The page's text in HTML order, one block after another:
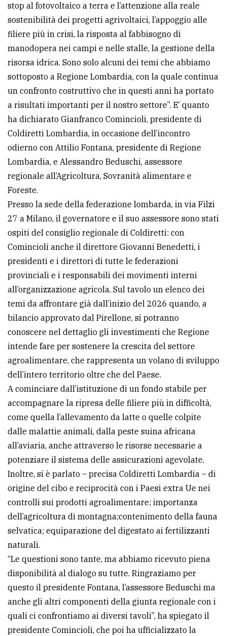
pubblicità
CERCA
Ricerca
avanzata
LE
ALTRE
TESTATE
PRIVACY
Privacy
policy
Cookie
policy
stop al fotovoltaico a terra e l’attenzione alla reale
sostenibilità dei progetti agrivoltaici, l’appoggio alle
filiere più in crisi, la risposta al fabbisogno di
manodopera nei campi e nelle stalle, la gestione della
risorsa idrica. Sono solo alcuni dei temi che abbiamo
sottoposto a Regione Lombardia, con la quale continua
un confronto costruttivo che in questi anni ha portato
a risultati importanti per il nostro settore”. E’ quanto
ha dichiarato Gianfranco Comincioli, presidente di
Coldiretti Lombardia, in occasione dell’incontro
odierno con Attilio Fontana, presidente di Regione
Lombardia, e Alessandro Beduschi, assessore
regionale all’Agricoltura, Sovranità alimentare e
Foreste.
Presso la sede della federazione lombarda, in via Filzi
27 a Milano, il governatore e il suo assessore sono stati
ospiti del consiglio regionale di Coldiretti: con
Comincioli anche il direttore Giovanni Benedetti, i
presidenti e i direttori di tutte le federazioni
provinciali e i responsabili dei movimenti interni
all’organizzazione agricola. Sul tavolo un elenco dei
temi da affrontare già dall’inizio del 2026 quando, a
bilancio approvato dal Pirellone, si potranno
conoscere nel dettaglio gli investimenti che Regione
intende fare per sostenere la crescita del settore
agroalimentare, che rappresenta un volano di sviluppo
dell’intero territorio oltre che del Paese.
A cominciare dall’istituzione di un fondo stabile per
accompagnare la ripresa delle filiere più in difficoltà,
come quella l’allevamento da latte o quelle colpite
dalle malattie animali, dalla peste suina africana
all’aviaria, anche attraverso le risorse necessarie a
potenziare il sistema delle assicurazioni agevolate.
Inoltre, si è parlato – precisa Coldiretti Lombardia – di
origine del cibo e reciprocità con i Paesi extra Ue nei
controlli sui prodotti agroalimentare; importanza
dell’agricoltura di montagna;contenimento della fauna
selvatica; equiparazione del digestato ai fertilizzanti
naturali.
“Le questioni sono tante, ma abbiamo ricevuto piena
disponibilità al dialogo su tutte. Ringraziamo per
questo il presidente Fontana, l’assessore Beduschi ma
anche gli altri componenti della giunta regionale con i
quali ci confrontiamo ai diversi tavoli”, ha spiegato il
presidente Comincioli, che poi ha ufficializzato la